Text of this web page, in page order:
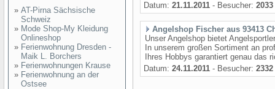
» AT-Pirna Sächsische
Schweiz
» Mode Shop-My Kleidung
Onlineshop
» Ferienwohnung Dresden -
Maik L. Borchers
» Ferienwohnungen Krause
» Ferienwohnung an der
Ostsee
Datum: 21.11.2011 - Besucher: 2033
Angelshop Fischer aus 93413
Unser Angelshop bietet
In unserem großen Sortiment an
Ihres Hobbys garantiert genau das
Datum: 24.11.2011 - Besucher: 2332